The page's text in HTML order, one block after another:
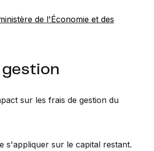
de l'Économie et des
sur les frais de gestion du
s'appliquer sur le capital restant.